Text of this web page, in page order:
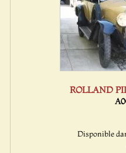
ROLLAND
Disponible